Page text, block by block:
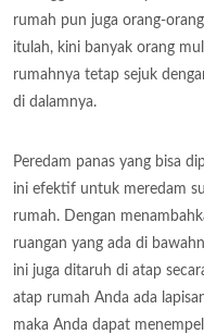
rumah pun juga orang-
itulah, kini banyak orang
rumahnya tetap sejuk
di dalamnya.
Peredam panas yang bisa
ini efektif untuk meredam
rumah. Dengan
ruangan yang ada di
ini juga ditaruh di atap
atap rumah Anda ada
maka Anda dapat